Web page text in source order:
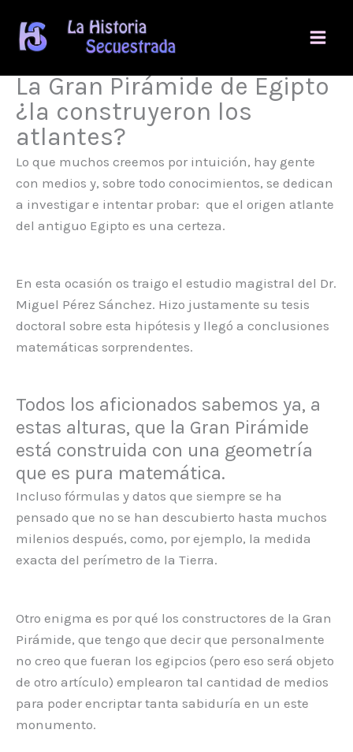
contenido
La Gran Pirámide de Egipto
¿la construyeron los
atlantes?
Lo que muchos creemos por intuición, hay gente
con medios y, sobre todo conocimientos, se dedican
a investigar e intentar probar: que el origen atlante
del antiguo Egipto es una certeza.
En esta ocasión os traigo el estudio magistral del Dr.
Miguel Pérez Sánchez. Hizo justamente su tesis
doctoral sobre esta hipótesis y llegó a conclusiones
matemáticas sorprendentes.
Todos los aficionados sabemos ya, a
estas alturas, que la Gran Pirámide
está construida con una geometría
que es pura matemática.
Incluso fórmulas y datos que siempre se ha
pensado que no se han descubierto hasta muchos
milenios después, como, por ejemplo, la medida
exacta del perímetro de la Tierra.
Otro enigma es por qué los constructores de la Gran
Pirámide, que tengo que decir que personalmente
no creo que fueran los egipcios (pero eso será objeto
de otro artículo) emplearon tal cantidad de medios
para poder encriptar tanta sabiduría en un este
monumento.